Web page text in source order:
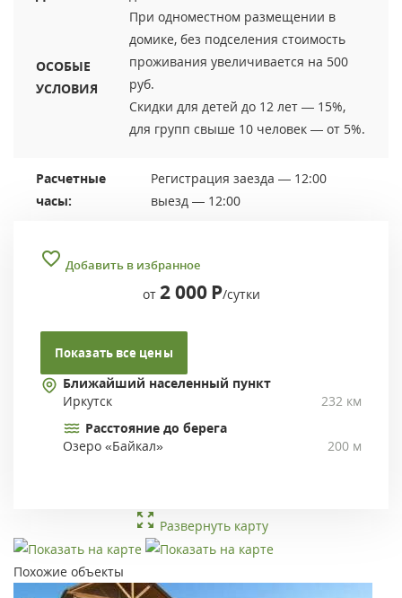
ОСОБЫЕ
УСЛОВИЯ
При одноместном размещении в
домике, без подселения стоимость
проживания увеличивается на 500
руб.
Скидки для детей до 12 лет — 15%,
для групп свыше 10 человек — от 5%.
Расчетные
часы:
Регистрация заезда — 12:00
выезд — 12:00
Добавить в избранное
от 2 000 Р/сутки
Показать все цены
Ближайший населенный пункт
Иркутск
232 км
Расстояние до берега
Озеро «Байкал»
200 м
Развернуть карту
Похожие объекты